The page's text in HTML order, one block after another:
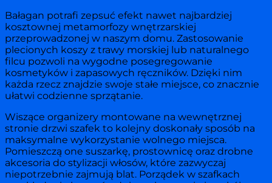
Bałagan potrafi zepsuć efekt nawet najbardziej
kosztownej metamorfozy wnętrzarskiej
przeprowadzonej w naszym domu. Zastosowanie
plecionych koszy z trawy morskiej lub naturalnego
filcu pozwoli na wygodne posegregowanie
kosmetyków i zapasowych ręczników. Dzięki nim
każda rzecz znajdzie swoje stałe miejsce, co znacznie
ułatwi codzienne sprzątanie.
Wiszące organizery montowane na wewnętrznej
stronie drzwi szafek to kolejny doskonały sposób na
maksymalne wykorzystanie wolnego miejsca.
Pomieszczą one suszarkę, prostownicę oraz drobne
akcesoria do stylizacji włosów, które zazwyczaj
niepotrzebnie zajmują blat. Porządek w szafkach